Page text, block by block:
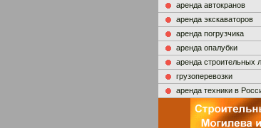
аренда автокранов
аренда экскаваторов
аренда погрузчика
аренда опалубки
аренда строительных
грузоперевозки
аренда техники в